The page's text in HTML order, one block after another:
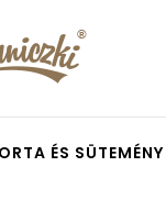
ÉS SÜTEMÉNY